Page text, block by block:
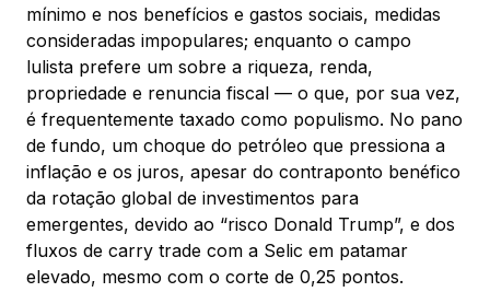
mínimo e nos benefícios e gastos sociais, medidas
consideradas impopulares; enquanto o campo
lulista prefere um sobre a riqueza, renda,
propriedade e renuncia fiscal — o que, por sua vez,
é frequentemente taxado como populismo. No pano
de fundo, um choque do petróleo que pressiona a
inflação e os juros, apesar do contraponto benéfico
da rotação global de investimentos para
emergentes, devido ao “risco Donald Trump”, e dos
fluxos de carry trade com a Selic em patamar
elevado, mesmo com o corte de 0,25 pontos.